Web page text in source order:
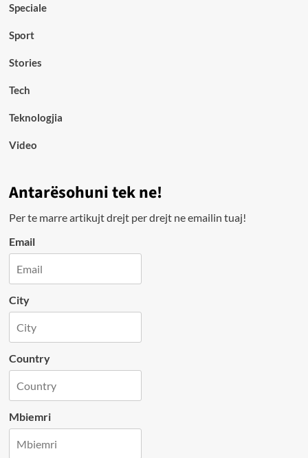
Speciale
Sport
Stories
Tech
Teknologjia
Video
Antarësohuni tek ne!
Per te marre artikujt drejt per drejt ne emailin tuaj!
Email
City
Country
Mbiemri